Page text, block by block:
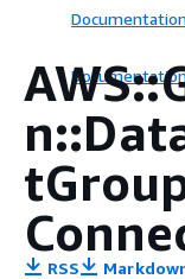
RSS